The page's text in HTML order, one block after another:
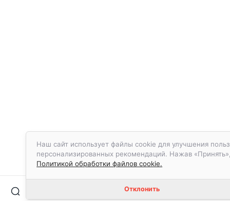
Наш сайт использует файлы cookie для улучшения
персонализированных рекомендаций. Нажав
Политикой обработки файлов cookie.
Отклонить